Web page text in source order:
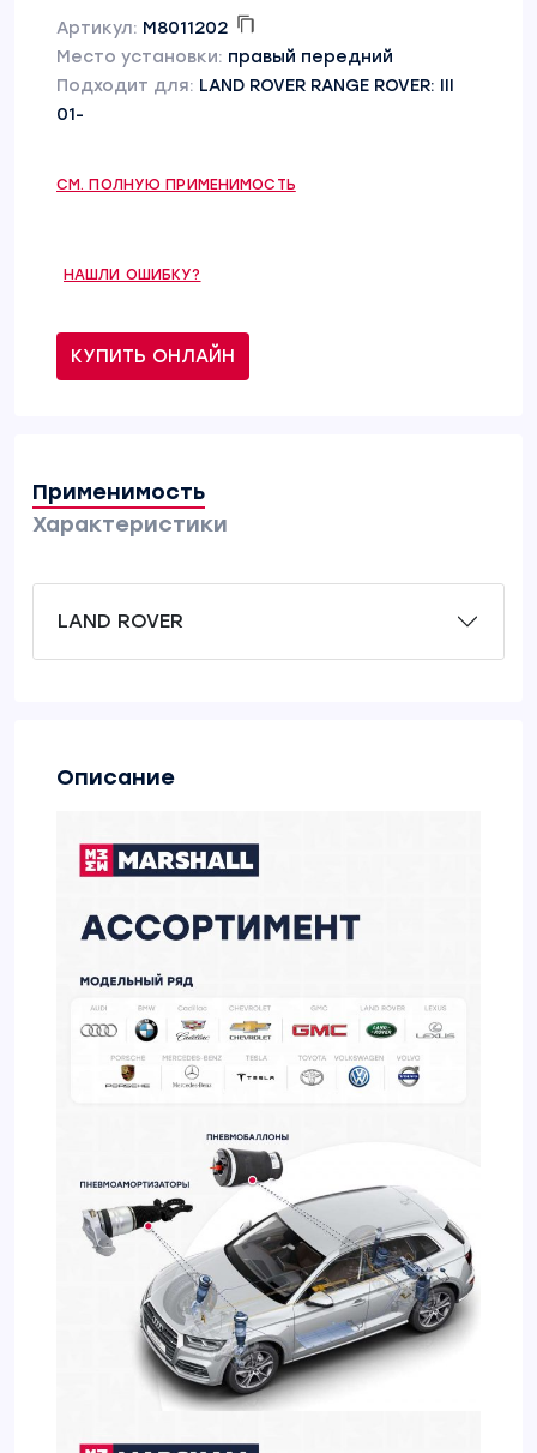
Артикул: M8011202
Место установки: правый передний
Подходит для: LAND ROVER RANGE ROVER: III
01-
СМ. ПОЛНУЮ ПРИМЕНИМОСТЬ
НАШЛИ ОШИБКУ?
КУПИТЬ ОНЛАЙН
Применимость
Характеристики
LAND ROVER
Описание